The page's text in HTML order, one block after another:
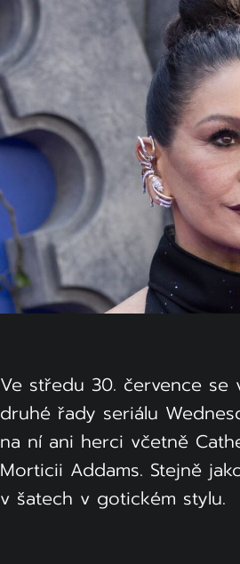
Ve středu 30. července se
druhé řady seriálu
na ní ani herci včetně
Morticii Addams. Stejně
v šatech v gotickém stylu.